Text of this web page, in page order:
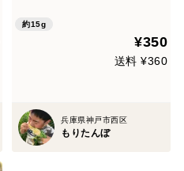
約15g
¥350
送料 ¥360
兵庫県神戸市西区
もりたんぼ